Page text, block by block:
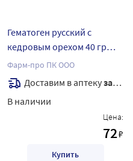
Гематоген русский с
кедровым орехом 40 гр
плитка
Фарм-про ПК ООО
Доставим в аптекузавтра
В наличии
Цена:
72₽
Купить